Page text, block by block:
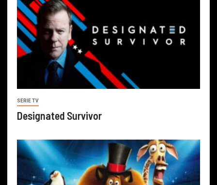
SERIE TV
Designated Survivor